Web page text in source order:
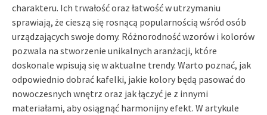
charakteru. Ich trwałość oraz łatwość w utrzymaniu
sprawiają, że cieszą się rosnącą popularnością wśród osób
urządzających swoje domy. Różnorodność wzorów i kolorów
pozwala na stworzenie unikalnych aranżacji, które
doskonale wpisują się w aktualne trendy. Warto poznać, jak
odpowiednio dobrać kafelki, jakie kolory będą pasować do
nowoczesnych wnętrz oraz jak łączyć je z innymi
materiałami, aby osiągnąć harmonijny efekt. W artykule